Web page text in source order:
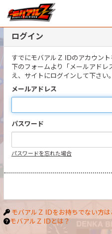
ログイン
すでにモバアルＺ IDのアカウン
下のフォームより「メールアド
え、サイトにログインして下さい。
メールアドレス
パスワード
パスワードを忘れた場合
モバアルＺ IDをお持ちでない方
モバアルＺ IDとは？